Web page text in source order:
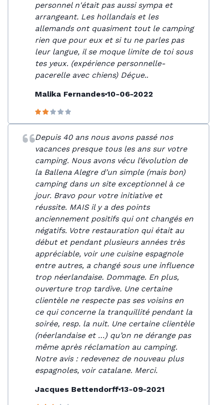
personnel n'était pas aussi sympa et
arrangeant. Les hollandais et les
allemands ont quasiment tout le camping
rien que pour eux et si tu ne parles pas
leur langue, il se moque limite de toi sous
tes yeux. (expérience personnelle-
pacerelle avec chiens) Déçue..
Malika Fernandes 10-06-2022
Depuis 40 ans nous avons passé nos
vacances presque tous les ans sur votre
camping. Nous avons vécu l’évolution de
la Ballena Alegre d’un simple (mais bon)
camping dans un site exceptionnel à ce
jour. Bravo pour votre initiative et
réussite. MAIS il y a des points
anciennement positifs qui ont changés en
négatifs. Votre restauration qui était au
début et pendant plusieurs années très
appréciable, voir une cuisine espagnole
entre autres, a changé sous une influence
trop néerlandaise. Dommage. En plus,
ouverture trop tardive. Une certaine
clientèle ne respecte pas ses voisins en
ce qui concerne la tranquillité pendant la
soirée, resp. la nuit. Une certaine clientèle
(néerlandaise et …) qu’on ne dérange pas
même après réclamation au camping.
Notre avis : redevenez de nouveau plus
espagnoles, voir catalane. Merci.
Jacques Bettendorff 13-09-2021